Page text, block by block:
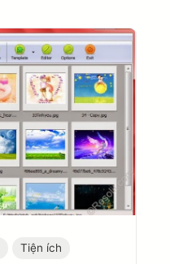
Tiện ích